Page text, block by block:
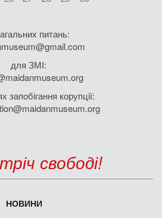
питань:
для ЗМІ:
запобігання корупції:
свободі!
НОВИНИ